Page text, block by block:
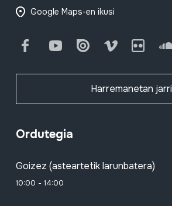
Google Maps-en ikusi
FacebookYoutube Issuu Vimeo Flickr
Harremanetan jarri
Ordutegia
Goizez (asteartetik larunbatera)
10:00 - 14:00